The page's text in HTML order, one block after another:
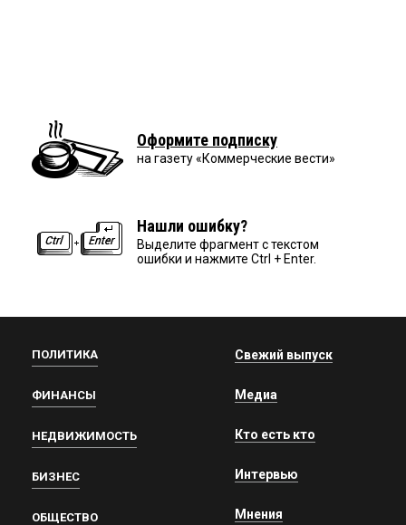
Оформите подписку
на газету «Коммерческие вести»
Нашли ошибку?
Выделите фрагмент с текстом
ошибки и нажмите Ctrl + Enter.
ПОЛИТИКА
ФИНАНСЫ
НЕДВИЖИМОСТЬ
БИЗНЕС
ОБЩЕСТВО
Свежий выпуск
Медиа
Кто есть кто
Интервью
Мнения